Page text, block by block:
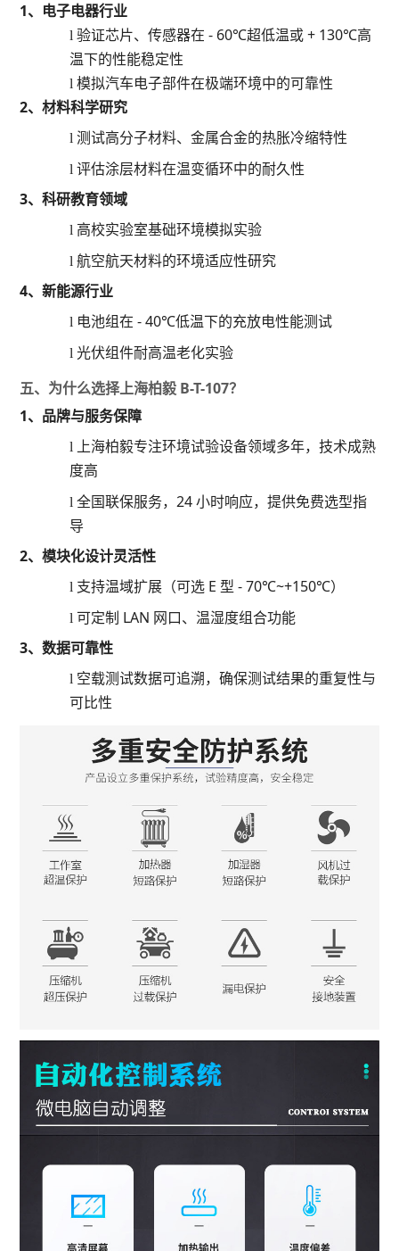
1、 电子电器行业
l验证芯片、传感器在 - 60℃超低温或 + 130℃高
温下的性能稳定性
l模拟汽车电子部件在极端环境中的可靠性
2、材料科学研究
l测试高分子材料、金属合金的热胀冷缩特性
l评估涂层材料在温变循环中的耐久性
3、科研教育领域
l 高校实验室基础环境模拟实验
l航空航天材料的环境适应性研究
4、新能源行业
l 电池组在 - 40℃低温下的充放电性能测试
l光伏组件耐高温老化实验
五、为什么选择上海柏毅 B-T-107？
1、 品牌与服务保障
l 上海柏毅专注环境试验设备领域多年，技术成熟
度高
l全国联保服务，24 小时响应，提供免费选型指
导
2、模块化设计灵活性
l 支持温域扩展（可选 E 型 - 70℃~+150℃）
l可定制 LAN 网口、温湿度组合功能
3、数据可靠性
l 空载测试数据可追溯，确保测试结果的重复性与
可比性